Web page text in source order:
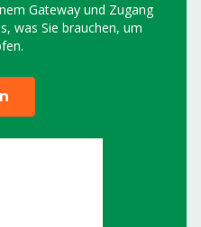
Gateway und Zugang
was Sie brauchen, um